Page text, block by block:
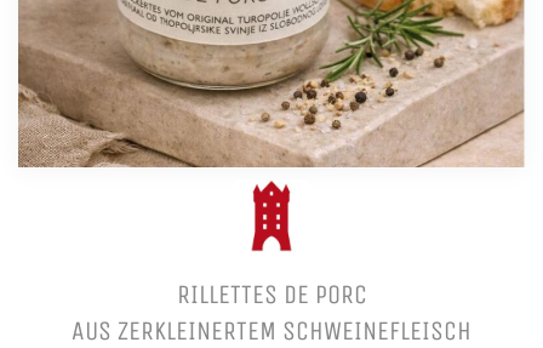
RILLETTES DE PORC
AUS ZERKLEINERTEM SCHWEINEFLEISCH